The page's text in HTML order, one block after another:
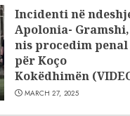
Incidenti në
Apolonia- Gramshi,
nis procedim penal
për Koço
Kokëdhimën
MARCH 27, 2025